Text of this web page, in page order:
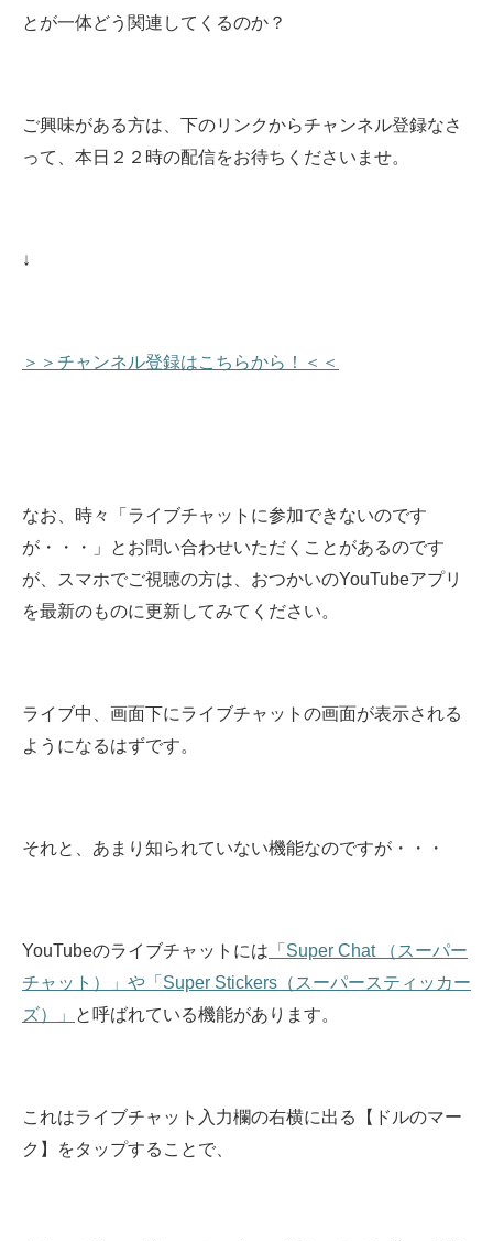
とが一体どう関連してくるのか？
ご興味がある方は、下のリンクからチャンネル登録なさ
って、本日２２時の配信をお待ちくださいませ。
↓
＞＞チャンネル登録はこちらから！＜＜
なお、時々「ライブチャットに参加できないのです
が・・・」とお問い合わせいただくことがあるのです
が、スマホでご視聴の方は、おつかいのYouTubeアプリ
を最新のものに更新してみてください。
ライブ中、画面下にライブチャットの画面が表示される
ようになるはずです。
それと、あまり知られていない機能なのですが・・・
YouTubeのライブチャットには 「Super Chat （スーパー
チャット）」や「Super Stickers（スーパースティッカー
ズ）」
と呼ばれている機能があります。
これはライブチャット入力欄の右横に出る【ドルのマー
ク】をタップすることで、